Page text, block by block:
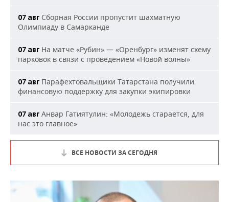
07 авг Сборная России пропустит шахматную
Олимпиаду в Самарканде
07 авг На матче «Рубин» — «Оренбург» изменят схему
парковок в связи с проведением «Новой волны»
07 авг Парафехтовальщики Татарстана получили
финансовую поддержку для закупки экипировки
07 авг Анвар Гатиятулин: «Молодежь старается, для
нас это главное»
ВСЕ НОВОСТИ ЗА СЕГОДНЯ